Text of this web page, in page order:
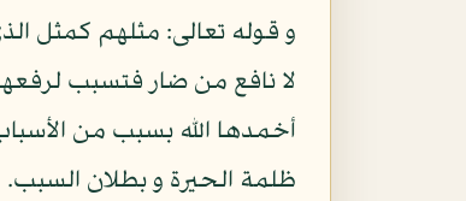
و قوله تعالى: مثلهم كمثل
لا نافع من ضار فتسبب
أخمدها الله بسبب من
ظلمة الحيرة و بطلان السبب.